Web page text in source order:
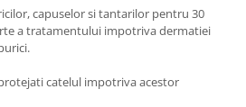
capuselor si tantarilor pentru 30
a tratamentului impotriva dermatiei
catelul impotriva acestor